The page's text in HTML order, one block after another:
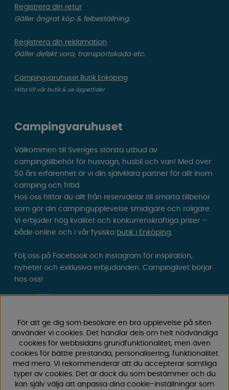
Registrera din retur
Gäller ångrat köp & felbeställning.
Registrera din reklamation
Gäller defekt vara, transportskada etc.
Campingvaruhuset Butik Enköping
Hitta till vår butik & se öppettider
Campingvaruhuset
Välkommen till Sveriges största utbud av
campingtillbehör för husvagn, husbil och van! Med över
50 års erfarenhet är vi din självklara partner för allt inom
camping och fritid.
Hos oss hittar du allt från reservdelar till smarta tillbehör
som gör din campingupplevelse smidigare och roligare.
Vi erbjuder hög kvalitet och konkurrenskraftiga priser –
både online och i vår fysiska butik i Enköping.
Följ oss på Facebook och Instagram för inspiration,
nyheter och exklusiva erbjudanden. Campinglivet börjar
hos oss!
För att ge dig som besökare en bra upplevelse på siten
använder vi cookies. Det handlar dels om helt nödvändiga
cookies för webbsidans grundfunktionalitet, men även
cookies för bättre prestanda, personalisering, funktionalitet
med mera. Vi rekommenderar att du accepterar samtliga
typer av cookies. Det är dock du som bestämmer och du
kan själv välja att anpassa dina cookie-inställningar som